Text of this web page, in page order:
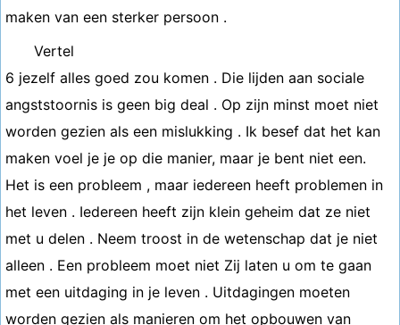
maken van een sterker persoon .
Vertel
6 jezelf alles goed zou komen . Die lijden aan sociale
angststoornis is geen big deal . Op zijn minst moet niet
worden gezien als een mislukking . Ik besef dat het kan
maken voel je je op die manier, maar je bent niet een.
Het is een probleem , maar iedereen heeft problemen in
het leven . Iedereen heeft zijn klein geheim dat ze niet
met u delen . Neem troost in de wetenschap dat je niet
alleen . Een probleem moet niet Zij laten u om te gaan
met een uitdaging in je leven . Uitdagingen moeten
worden gezien als manieren om het opbouwen van